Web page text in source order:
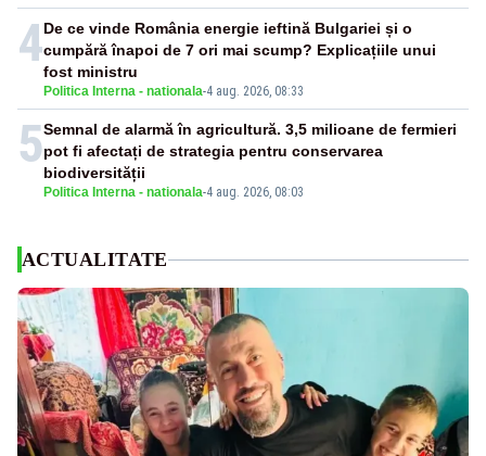
4
Politica Interna - nationala-4 aug. 2026, 08:33
De ce vinde România energie ieftină Bulgariei și o
cumpără înapoi de 7 ori mai scump? Explicațiile unui
fost ministru
5
Politica Interna - nationala-4 aug. 2026, 08:03
Semnal de alarmă în agricultură. 3,5 milioane de fermieri
pot fi afectați de strategia pentru conservarea
biodiversității
ACTUALITATE